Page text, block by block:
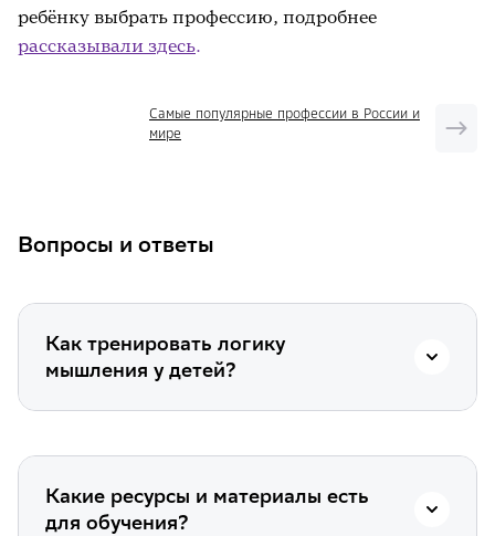
ребёнку выбрать профессию, подробнее
рассказывали здесь.
Самые популярные профессии в России и
мире
Вопросы и ответы
Как тренировать логику
мышления у детей?
Какие ресурсы и материалы есть
для обучения?